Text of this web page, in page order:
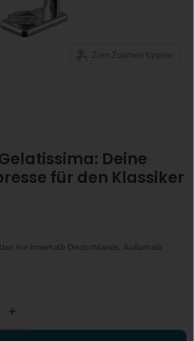
Zum Zoomen tippen
Deine
für den Klassiker
nur innerhalb Deutschlands. Außerhalb